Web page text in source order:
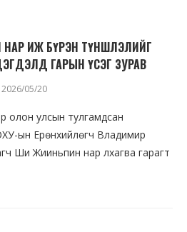
ИЖ БҮРЭН ТҮНШЛЭЛИЙГ
ГАРЫН ҮСЭГ ЗУРАВ
2026/05/20
олон улсын тулгамдсан
ын Ерөнхийлөгч Владимир
Ши Жииньпин нар лхагва гарагт